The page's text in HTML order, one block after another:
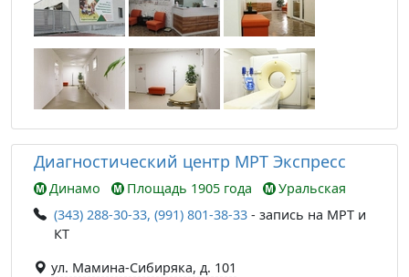
Диагностический центр МРТ Экспресс
Динамо Площадь 1905 года
Уральская
(343) 288-30-33, (991) 801-38-33 - запись на МРТ и
КТ
ул. Мамина-Сибиряка, д. 101